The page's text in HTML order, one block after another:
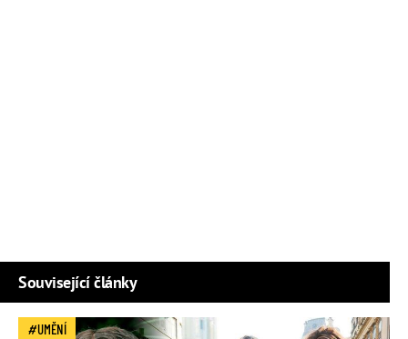
Související články
UMĚNÍ